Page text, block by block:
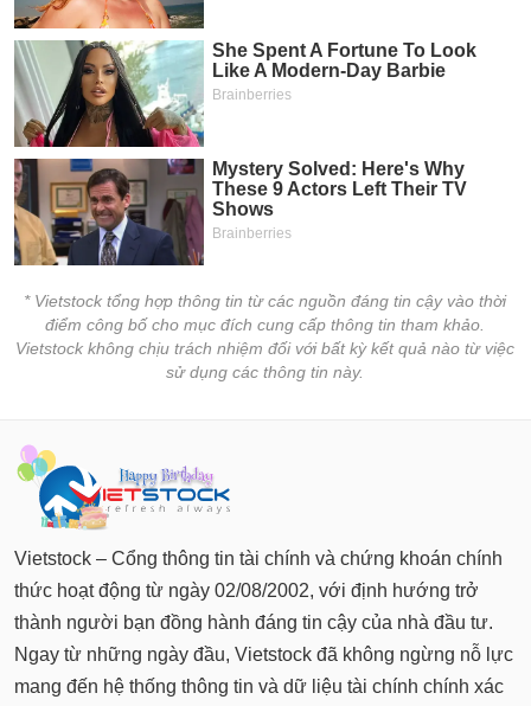
* Vietstock tổng hợp thông tin từ các nguồn đáng tin cậy vào thời
điểm công bố cho mục đích cung cấp thông tin tham khảo.
Vietstock không chịu trách nhiệm đối với bất kỳ kết quả nào từ việc
sử dụng các thông tin này.
Vietstock – Cổng thông tin tài chính và chứng khoán chính
thức hoạt động từ ngày 02/08/2002, với định hướng trở
thành người bạn đồng hành đáng tin cậy của nhà đầu tư.
Ngay từ những ngày đầu, Vietstock đã không ngừng nỗ lực
mang đến hệ thống thông tin và dữ liệu tài chính chính xác